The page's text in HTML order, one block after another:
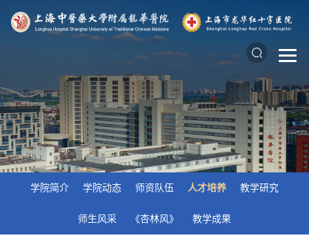
学院简介 学院动态 师资队伍 人才培养 教学研究
师生风采 《杏林风》 教学成果